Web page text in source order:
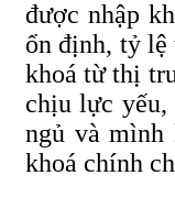
được nhập
ổn định, tỷ lệ
khoá từ thị
chịu lực yếu,
ngủ và mình
khoá chính